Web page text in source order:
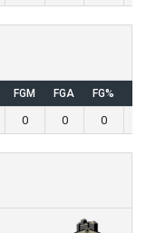
FGM FGA FG%
0 0 0